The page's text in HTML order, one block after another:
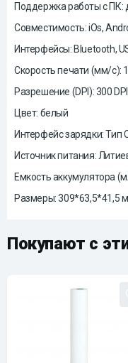
Поддержка работы с ПК:
Совместимость: iOs,
Интерфейсы: Bluetooth,
Скорость печати (мм/с):
Разрешение (DPI): 300 DPI
Цвет: белый
Интерфейс зарядки: Тип
Источник питания:
Емкость аккумулятора
Размеры: 309*63,5*41,5
Покупают с